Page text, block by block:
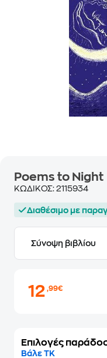
Poems to Night
ΚΩΔΙΚΟΣ: 2115934
Διαθέσιμο με
Σύνοψη βιβλίου
12,99€
Επιλογές
Βάλε ΤΚ